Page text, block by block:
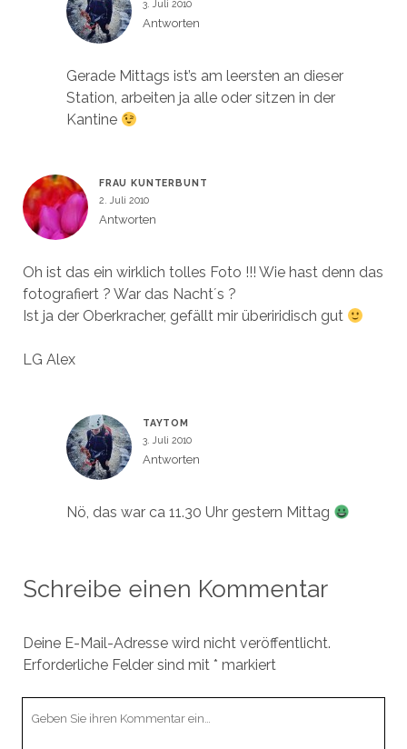
3. Juli 2010
Antworten
Gerade Mittags ist’s am leersten an dieser
Station, arbeiten ja alle oder sitzen in der
Kantine
FRAU KUNTERBUNT
2. Juli 2010
Antworten
Oh ist das ein wirklich tolles Foto !!! Wie hast denn das
fotografiert ? War das Nacht´s ?
Ist ja der Oberkracher, gefällt mir überiridisch gut
LG Alex
TAYTOM
3. Juli 2010
Antworten
Nö, das war ca 11.30 Uhr gestern Mittag
Schreibe einen Kommentar
Deine E-Mail-Adresse wird nicht veröffentlicht.
Erforderliche Felder sind mit * markiert